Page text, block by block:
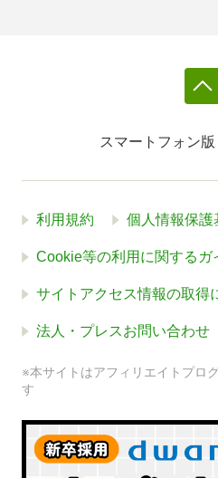
スマートフォン版
利用規約 個人情報保護
Cookie等の利用に関するガ
サイトアクセス情報の取得
法人・プレスお問い合わせ
※本サイトはアフィリエイトプロ
す